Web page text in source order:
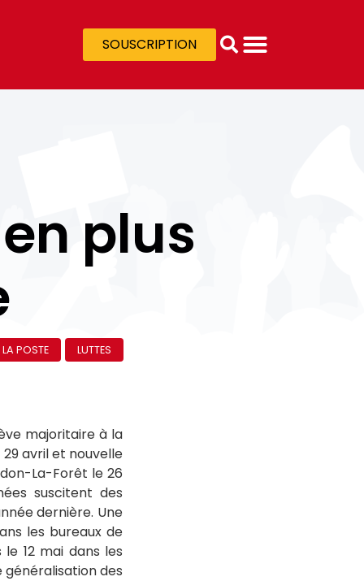
SOUSCRIPTION
plus
LA POSTE LUTTES
majoritaire à la
avril et nouvelle
La-Forêt le 26
suscitent des
dernière. Une
les bureaux de
12 mai dans les
généralisation des